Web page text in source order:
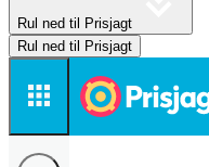
Rul ned til Prisjagt
Rul ned til Prisjagt